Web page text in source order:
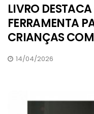
LIVRO
FERRAMENTA
CRIANÇAS
14/04/2026